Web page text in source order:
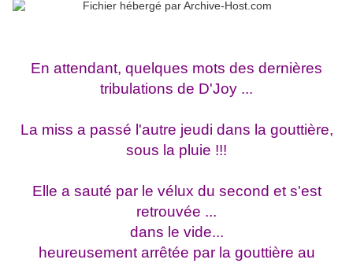
En attendant, quelques mots des dernières
tribulations de D'Joy ...
La miss a passé l'autre jeudi dans la gouttière,
sous la pluie !!!
Elle a sauté par le vélux du second et s'est
retrouvée ...
dans le vide...
heureusement arrêtée par la gouttière au